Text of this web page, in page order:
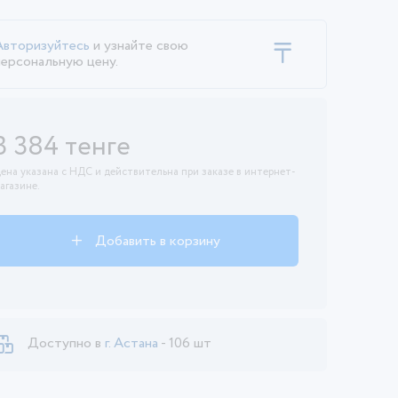
и узнайте свою
цену.
384 тенге
указана с НДС и действительна при заказе в интернет-
Добавить в корзину
Доступно в г. Астана - 106 шт